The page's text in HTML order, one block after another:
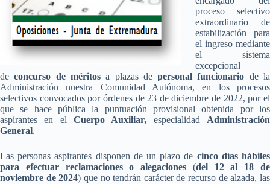
proceso selectivo
extraordinario de
estabilización para
el ingreso mediante
el sistema
excepcional
deconcurso de méritosa plazas depersonal funcionario de la
Administración nuestra Comunidad Autónoma, en los procesos
selectivos convocados por órdenes de 23 de diciembre de 2022, por el
que se hace pública la puntuación provisional obtenida por los
aspirantes en el Cuerpo Auxiliar, especialidad Administración
General.
Las personas aspirantes disponen de un plazo de cinco días hábiles
para efectuar reclamaciones o alegaciones (del 12 al 18 de
noviembre de 2024) que no tendrán carácter de recurso de alzada, las